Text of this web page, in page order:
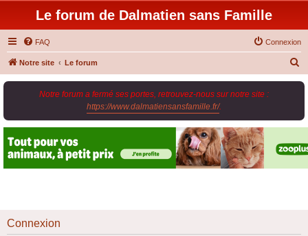
Le forum de Dalmatien sans Famille
FAQ Connexion
Notre site Le forum
e
r
Notre forum a fermé ses portes, retrouvez-nous sur notre site :
https://www.dalmatiensansfamille.fr/.
Connexion